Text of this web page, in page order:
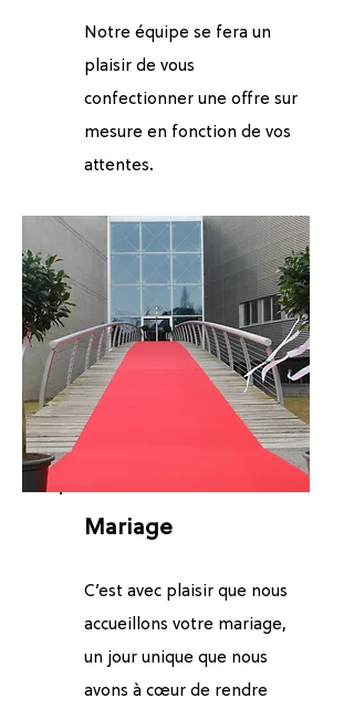
Notre équipe se fera un
plaisir de vous
confectionner une offre sur
mesure en fonction de vos
attentes.
Mariage
C’est avec plaisir que nous
accueillons votre mariage,
un jour unique que nous
avons à cœur de rendre